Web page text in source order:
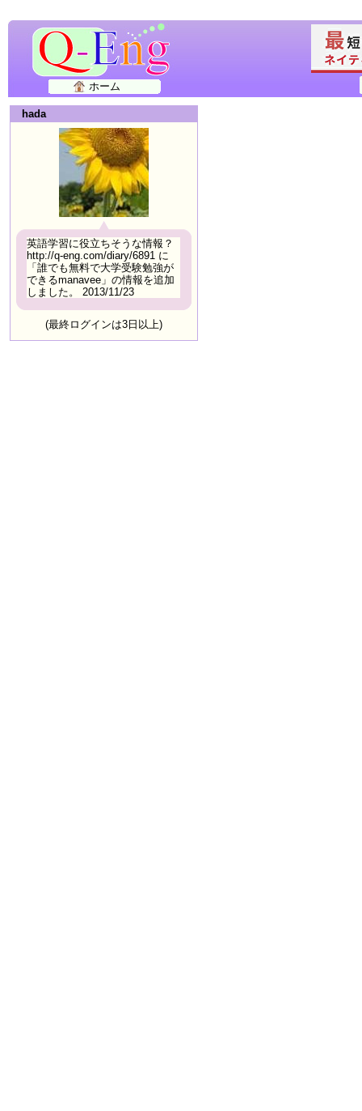
ホーム
hada
英語学習に役立ちそうな情報？
http://q-eng.com/diary/6891 に
「誰でも無料で大学受験勉強が
できるmanavee」の情報を追加
しました。 2013/11/23
(最終ログインは3日以上)